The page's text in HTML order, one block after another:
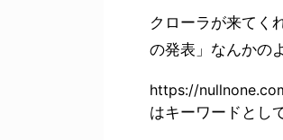
クローラが来てく
の発表」なんかの
https://
はキーワードとし